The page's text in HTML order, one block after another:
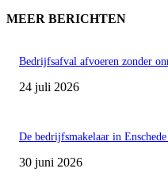
MEER BERICHTEN
Bedrijfsafval afvoeren zonder
24 juli 2026
De bedrijfsmakelaar in
30 juni 2026